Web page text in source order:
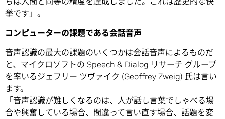
挙です」。
コンピューターの課題である会話音声
音声認識の最大の課題のいくつかは会話音声によるものだ
と、マイクロソフトの Speech & Dialog リサーチ グループ
を率いるジェフリー ツヴァイク (Geoffrey Zweig) 氏は言い
ます。
「音声認識が難しくなるのは、人が話し言葉でしゃべる場
合や興奮している場合、間違って言い直す場合、話題を変